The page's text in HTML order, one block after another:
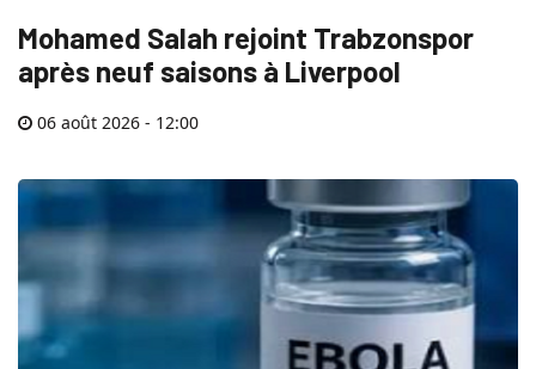
Mohamed Salah rejoint Trabzonspor
après neuf saisons à Liverpool
06 août 2026 - 12:00